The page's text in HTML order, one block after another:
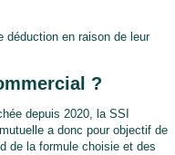
déduction en raison de leur
?
depuis 2020, la SSI
a donc pour objectif de
de la formule choisie et des